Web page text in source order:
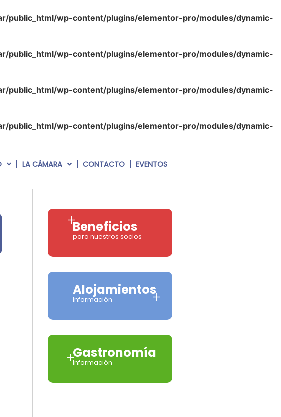
public_html/wp-content/plugins/elementor-pro/modules/dynamic-
public_html/wp-content/plugins/elementor-pro/modules/dynamic-
public_html/wp-content/plugins/elementor-pro/modules/dynamic-
public_html/wp-content/plugins/elementor-pro/modules/dynamic-
LA CÁMARA CONTACTO EVENTOS
Beneficios
para nuestros socios
Alojamientos
Información
Gastronomía
Información